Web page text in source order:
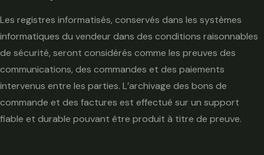
Les registres informatisés, conservés dans les systèmes
informatiques du vendeur dans des conditions raisonnables
de sécurité, seront considérés comme les preuves des
communications, des commandes et des paiements
intervenus entre les parties. L’archivage des bons de
commande et des factures est effectué sur un support
fiable et durable pouvant être produit à titre de preuve.